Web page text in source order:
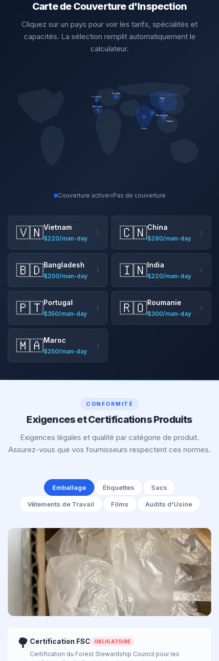
Carte de Couverture d'Inspection
Cliquez sur un pays pour voir les tarifs, spécialités et
capacités. La sélection remplit automatiquement le
calculateur.
Portugal
Morocco
Romania
India
Bangladesh
Vietnam
China
Couverture active Pas de couverture
🇻🇳Vietnam
$220/man-day
› 🇨🇳China
$280/man-day
›
🇧🇩Bangladesh
$200/man-day
› 🇮🇳India
$220/man-day
›
🇵🇹Portugal
$350/man-day
› 🇷🇴Roumanie
$300/man-day
›
🇲🇦Maroc
$250/man-day
›
CONFORMITÉ
Exigences et Certifications Produits
Exigences légales et qualité par catégorie de produit.
Assurez-vous que vos fournisseurs respectent ces normes.
Emballage Étiquettes Sacs
Vêtements de Travail Films Audits d'Usine
Emballage
🌳 Certification FSC OBLIGATOIRE
Certification du Forest Stewardship Council pour les